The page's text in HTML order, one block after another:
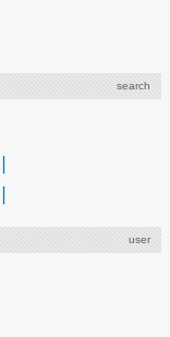
search
user